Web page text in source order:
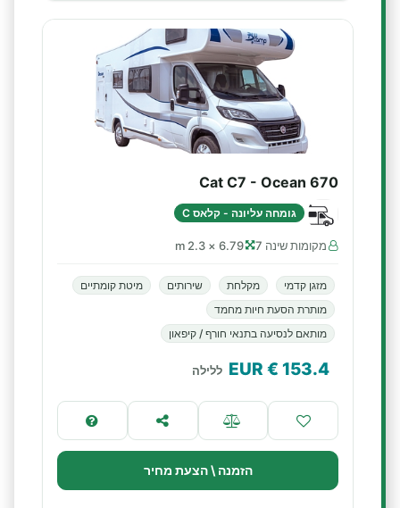
Cat C7 - Ocean 670
גומחה עליונה - קלאס C
מקומות שינה 7 6.79 × 2.3 m
מזגן קדמי מקלחת שירותים
מיטת קומתיים
מותרת הסעת חיות מחמד
מותאם לנסיעה בתנאי חורף / קיפאון
153.4
€ EUR ללילה
הזמנה \ הצעת מחיר